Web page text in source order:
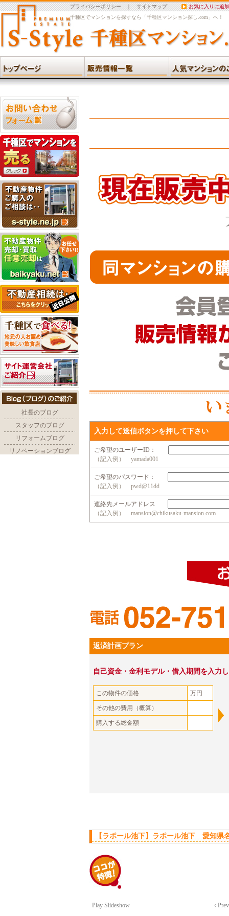
プライバシーポリシー｜サイトマップ
お気に入りに追加
千種区でマンションを探すなら「千種区マンション探し.com」へ！
入力して送信ボタンを押して下さい
ご希望のユーザーID：
（記入例） yamada001
ご希望のパスワード：
（記入例） pwd@11dd
連絡先メールアドレス
（記入例） mansion@chikusaku-mansion.com
返済計画プラン
自己資金・金利モデル・借入期間を入力
この物件の価格 万円
その他の費用（概算）
購入する総金額
【ラポール池下】ラポール池下 愛知県
Play Slideshow ‹